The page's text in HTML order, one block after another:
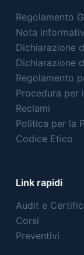
Regolamento
Nota
Dichiarazione
Dichiarazione
Regolamento
Procedura per
Reclami
Politica per la
Codice Etico
Link rapidi
Audit e
Corsi
Preventivi